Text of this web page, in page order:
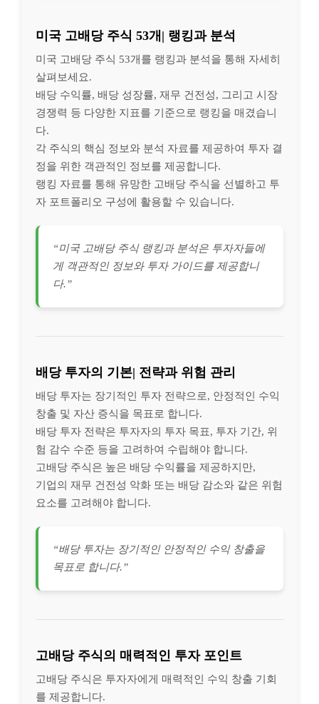
미국 고배당 주식 53개| 랭킹과 분석
미국 고배당 주식 53개를 랭킹과 분석을 통해 자세히
살펴보세요.
배당 수익률, 배당 성장률, 재무 건전성, 그리고 시장
경쟁력 등 다양한 지표를 기준으로 랭킹을 매겼습니
다.
각 주식의 핵심 정보와 분석 자료를 제공하여 투자 결
정을 위한 객관적인 정보를 제공합니다.
랭킹 자료를 통해 유망한 고배당 주식을 선별하고 투
자 포트폴리오 구성에 활용할 수 있습니다.
“미국 고배당 주식 랭킹과 분석은 투자자들에
게 객관적인 정보와 투자 가이드를 제공합니
다.”
배당 투자의 기본| 전략과 위험 관리
배당 투자는 장기적인 투자 전략으로, 안정적인 수익
창출 및 자산 증식을 목표로 합니다.
배당 투자 전략은 투자자의 투자 목표, 투자 기간, 위
험 감수 수준 등을 고려하여 수립해야 합니다.
고배당 주식은 높은 배당 수익률을 제공하지만,
기업의 재무 건전성 악화 또는 배당 감소와 같은 위험
요소를 고려해야 합니다.
“배당 투자는 장기적인 안정적인 수익 창출을
목표로 합니다.”
고배당 주식의 매력적인 투자 포인트
고배당 주식은 투자자에게 매력적인 수익 창출 기회
를 제공합니다.